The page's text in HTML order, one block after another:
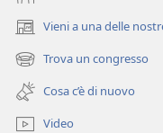
Vieni a una delle
(apre
una
nuova
finestra)
Trova un congresso
(apre
una
nuova
finestra)
Cosa c’è di nuovo
Video